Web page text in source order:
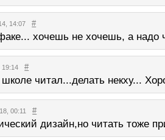
14:07 #
хочешь не хочешь, а надо
19:14 #
читал...делать некху...
00:11 #
дизайн,но читать тоже